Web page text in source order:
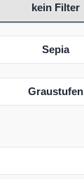
kein Filter
Sepia
Graustufen